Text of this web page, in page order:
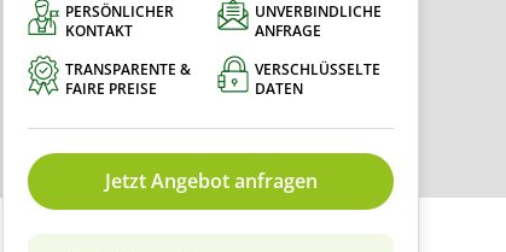
PERSÖNLICHER
KONTAKT
UNVERBINDLICHE
ANFRAGE
TRANSPARENTE &
FAIRE PREISE
VERSCHLÜSSELTE
DATEN
Jetzt Angebot anfragen